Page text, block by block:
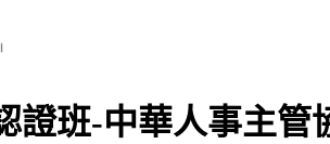
證班-中華人事主管